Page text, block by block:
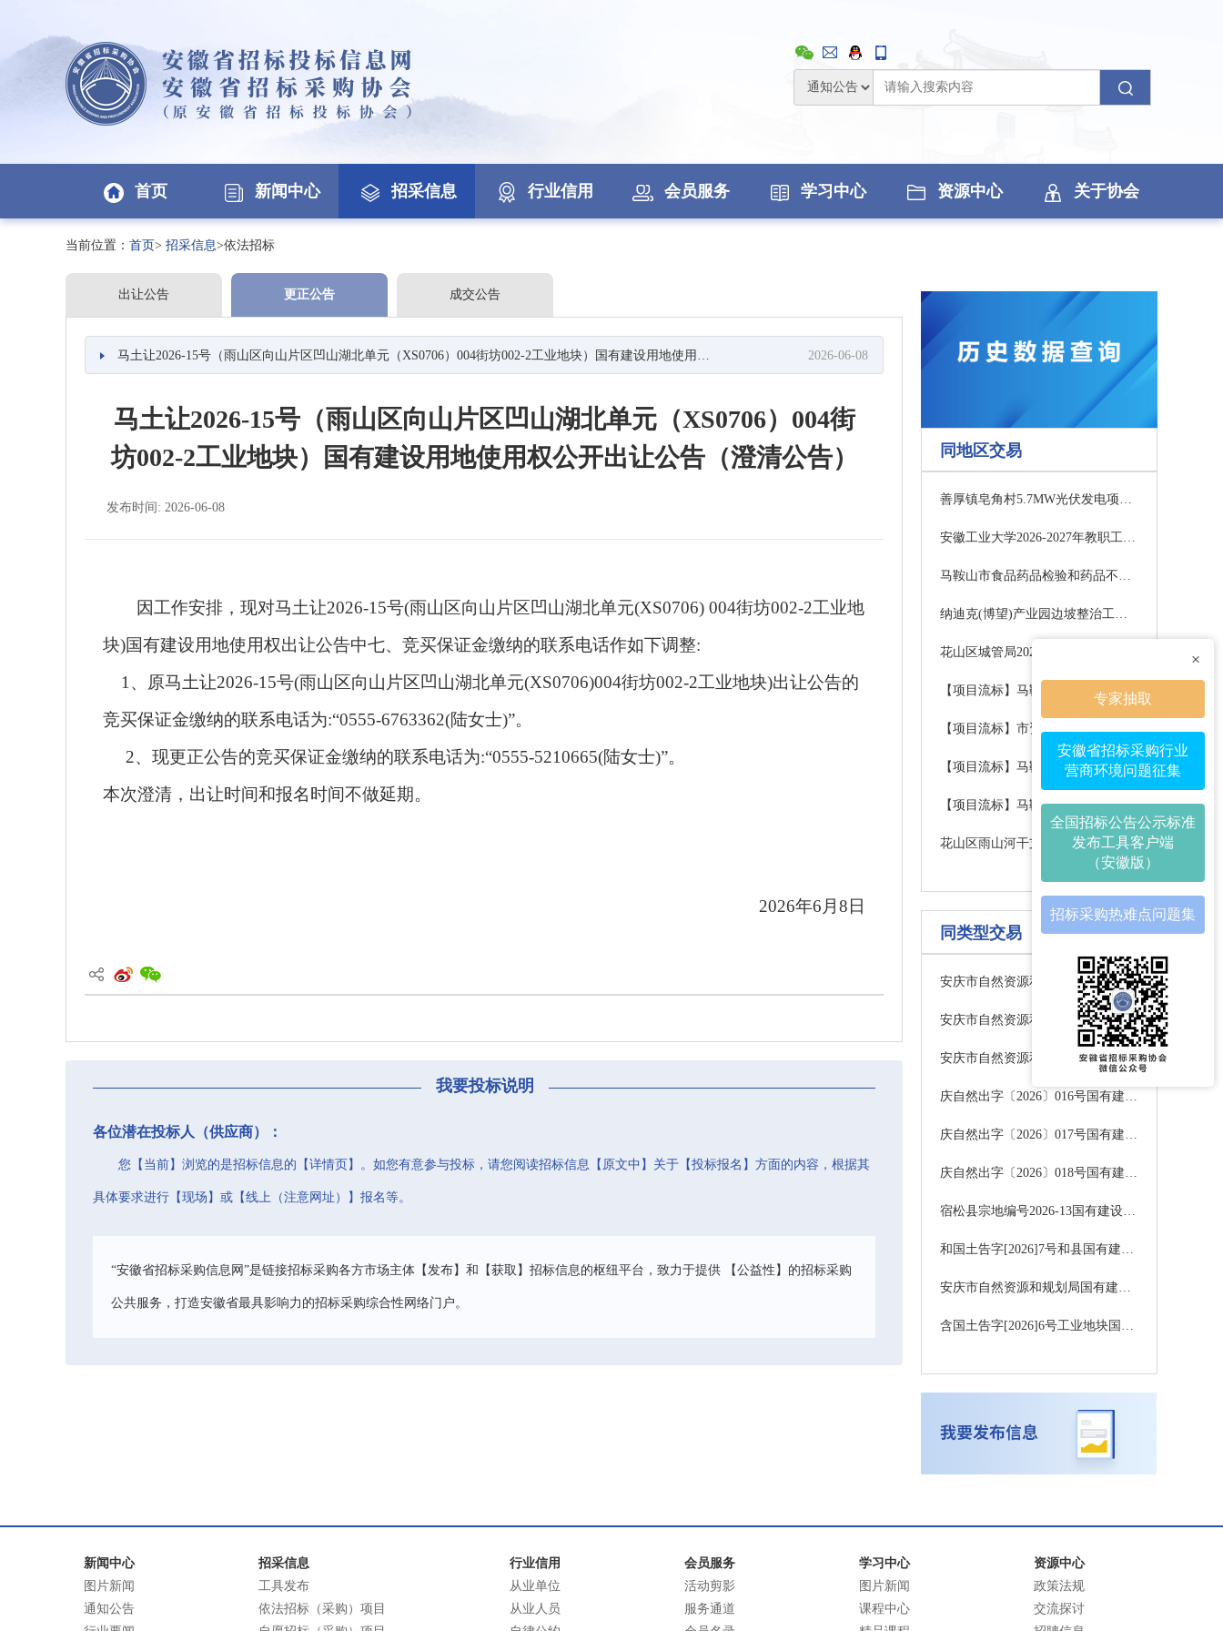
×
专家抽取
安徽省招标采购行业
营商环境问题征集
全国招标公告公示标准
发布工具客户端
（安徽版）
招标采购热难点问题集
首页 新闻中心 招采信息 行业信用 会员服务 学习中心 资源中心 关于协会
当前位置： 首页> 招采信息>依法招标
出让公告 更正公告 成交公告
马土让2026-15号（雨山区向山片区凹山湖北单元（XS0706）004街坊002-2工业地块）国有建设用地使用权公开出让公告（澄清公告） 2026-06-08
马土让2026-15号（雨山区向山片区凹山湖北单元（XS0706）004街
坊002-2工业地块）国有建设用地使用权公开出让公告（澄清公告）
发布时间: 2026-06-08
因工作安排，现对马土让2026-15号(雨山区向山片区凹山湖北单元(XS0706) 004街坊002-2工业地
块)国有建设用地使用权出让公告中七、竞买保证金缴纳的联系电话作如下调整:
1、原马土让2026-15号(雨山区向山片区凹山湖北单元(XS0706)004街坊002-2工业地块)出让公告的
竞买保证金缴纳的联系电话为:“0555-6763362(陆女士)”。
2、现更正公告的竞买保证金缴纳的联系电话为:“0555-5210665(陆女士)”。
本次澄清，出让时间和报名时间不做延期。
2026年6月8日
我要投标说明
各位潜在投标人（供应商）：
您【当前】浏览的是招标信息的【详情页】。如您有意参与投标，请您阅读招标信息【原文中】关于【投标报名】方面的内容，根据其
具体要求进行【现场】或【线上（注意网址）】报名等。
“安徽省招标采购信息网”是链接招标采购各方市场主体【发布】和【获取】招标信息的枢纽平台，致力于提供 【公益性】的招标采购
公共服务，打造安徽省最具影响力的招标采购综合性网络门户。
同地区交易
善厚镇皂角村5.7MW光伏发电项目招标公告
安徽工业大学2026-2027年教职工体检外包服务项目成交结果公告
马鞍山市食品药品检验和药品不良反应监测中心信息化系统运维服务项目采购公告
纳迪克(博望)产业园边坡整治工程采购公告
【项目流标】马鞍山市花山区慈湖医院医养结合综合服务能力提升建设项目（医疗用床等设备购置）公告
【项目流标】市资规委办规划建筑支撑平台公告
【项目流标】马鞍山市残疾人联合会残疾人基本型辅助器具采购项目包别1公告
【项目流标】马鞍山市残疾人联合会残疾人基本型辅助器具采购项目包别2公告
花山区雨山河干支流水环境监测和治理项目采购公告
同类型交易
安庆市自然资源和规划局国有建设用地使用权出让公告庆自然资告字〔2026〕16号
安庆市自然资源和规划局国有建设用地使用权出让公告庆自然资告字〔2026〕16号
安庆市自然资源和规划局国有建设用地使用权出让公告庆自然资告字〔2026〕16号
庆自然出字〔2026〕016号国有建设用地使用权出让公告（庆自然资告字【2026】13号）中标公示
庆自然出字〔2026〕017号国有建设用地使用权出让公告（庆自然资告字【2026】13号）中标公示
庆自然出字〔2026〕018号国有建设用地使用权出让公告（庆自然资告字【2026】13号）中标公示
宿松县宗地编号2026-13国有建设用地使用权挂牌出让中标公示
和国土告字[2026]7号和县国有建设用地使用权公开出让结果公告
安庆市自然资源和规划局国有建设用地使用权出让公告庆自然资告字〔2026〕13号（变更公告）
含国土告字[2026]6号工业地块国有建设用地使用权公开出让公告土地出让公告
新闻中心
图片新闻
通知公告
招采信息
工具发布
依法招标（采购）项目
行业信用
从业单位
从业人员
会员服务
活动剪影
服务通道
学习中心
图片新闻
课程中心
资源中心
政策法规
交流探讨